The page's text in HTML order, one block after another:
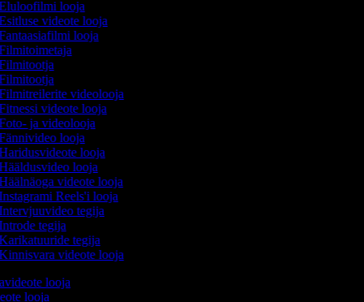
looja
videote looja
looja
videolooja
videote looja
ja videolooja
looja
looja
looja
videote looja
Reels'i looja
tegija
tegija
tegija
videote looja
looja
looja